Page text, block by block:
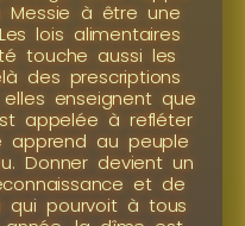
Messie à être une
lois alimentaires
touche aussi les
des prescriptions
enseignent que
appelée à refléter
apprend au peuple
Donner devient un
et de
qui pourvoit à tous